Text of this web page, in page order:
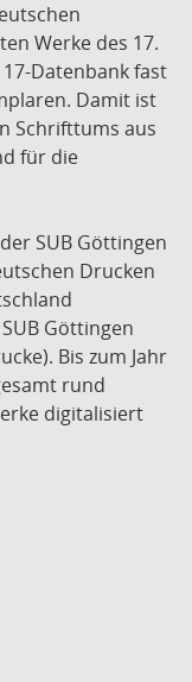
Werke des 17.
Datenbank fast
Damit ist
Schrifttums aus
für die
SUB Göttingen
Drucken
Göttingen
Bis zum Jahr
rund
digitalisiert